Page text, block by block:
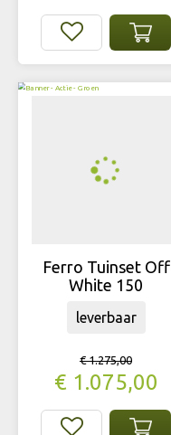
Ferro Tuinset Off
White 150
€ 1.275,00
€ 1.075,00
leverbaar